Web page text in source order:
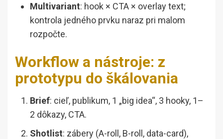
Multivariant: hook × CTA × overlay text;
kontrola jedného prvku naraz pri malom
rozpočte.
Workflow a nástroje: z
prototypu do škálovania
Brief: cieľ, publikum, 1 „big idea“, 3 hooky, 1–
2 dôkazy, CTA.
Shotlist: zábery (A-roll, B-roll, data-card),